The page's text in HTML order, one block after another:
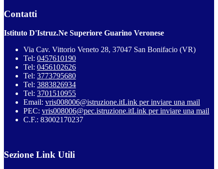
Contatti
Istituto D'Istruz.Ne Superiore Guarino Veronese
Via Cav. Vittorio Veneto 28, 37047 San Bonifacio (VR)
Tel: 0457610190
Tel: 0456102626
Tel: 3773795680
Tel: 3883826934
Tel: 3701510955
Email: vris008006@istruzione.itLink per inviare una mail
PEC: vris008006@pec.istruzione.itLink per inviare una mail
C.F.: 83002170237
Sezione Link Utili